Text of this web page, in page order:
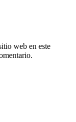
web en este